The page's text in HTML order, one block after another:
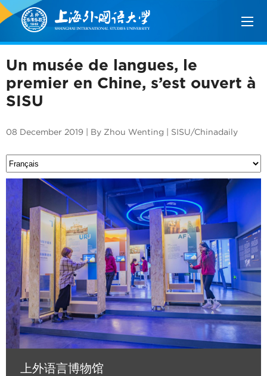
Un musée de langues, le
premier en Chine, s’est ouvert à
SISU
08 December 2019 | By Zhou Wenting | SISU/Chinadaily
上外语言博物馆